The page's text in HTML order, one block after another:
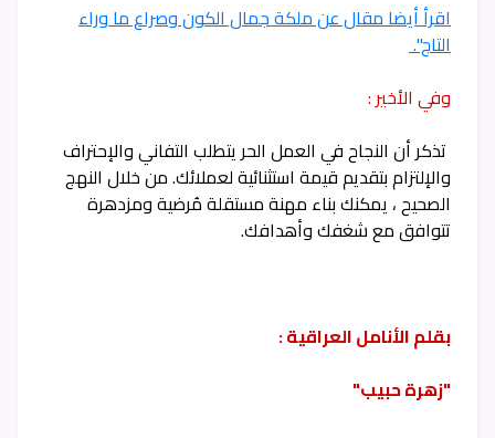
اقرأ أيضا مقال عن ملكة جمال الكون وصراع ما وراء
التاج".
وفي الأخير :
تذكر أن النجاح في العمل الحر يتطلب التفاني والإحتراف
والإلتزام بتقديم قيمة استثنائية لعملائك. من خلال النهج
الصحيح ، يمكنك بناء مهنة مستقلة مُرضية ومزدهرة
تتوافق مع شغفك وأهدافك.
بقلم الأنامل العراقية :
"زهرة حبيب"